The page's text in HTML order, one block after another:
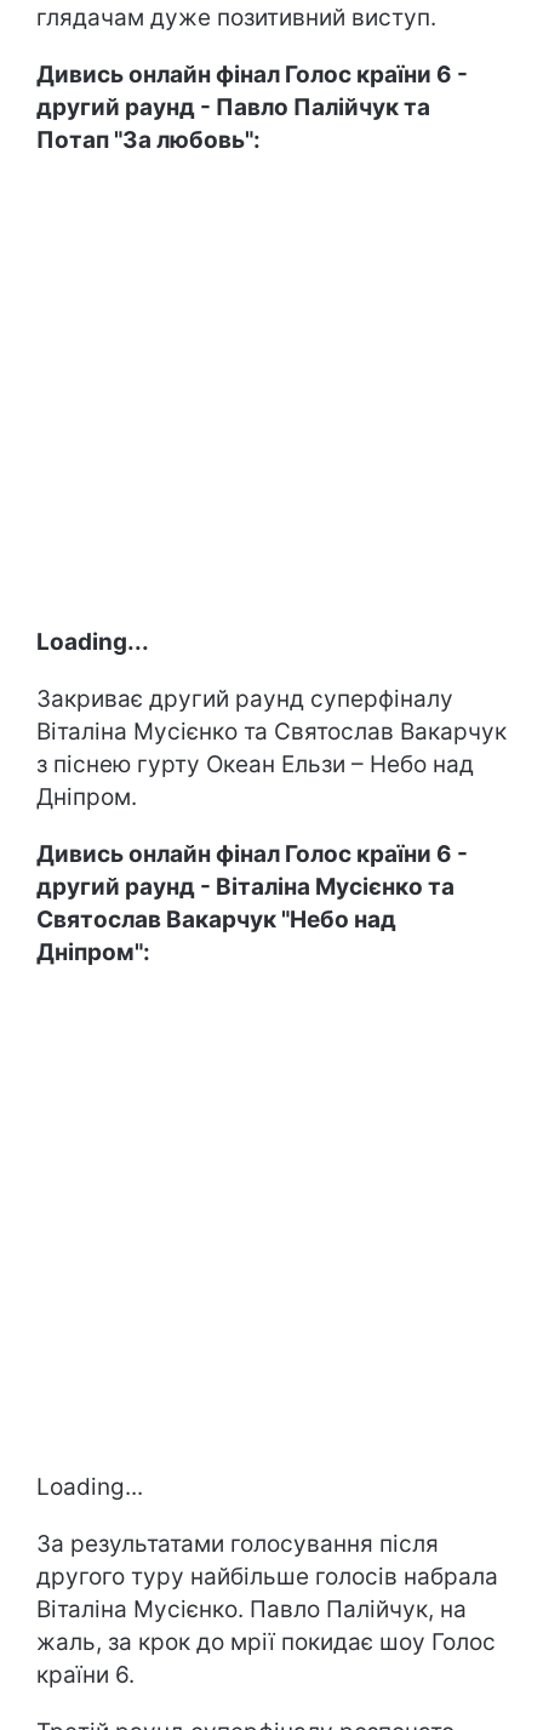
глядачам дуже позитивний виступ.
Дивись онлайн фінал Голос країни 6 -
другий раунд - Павло Палійчук та
Потап "За любовь":
Loading...
Закриває другий раунд суперфіналу
Віталіна Мусієнко та Святослав Вакарчук
з піснею гурту Океан Ельзи – Небо над
Дніпром.
Дивись онлайн фінал Голос країни 6 -
другий раунд - Віталіна Мусієнко та
Святослав Вакарчук "Небо над
Дніпром":
Loading...
За результатами голосування після
другого туру найбільше голосів набрала
Віталіна Мусієнко. Павло Палійчук, на
жаль, за крок до мрії покидає шоу Голос
країни 6.